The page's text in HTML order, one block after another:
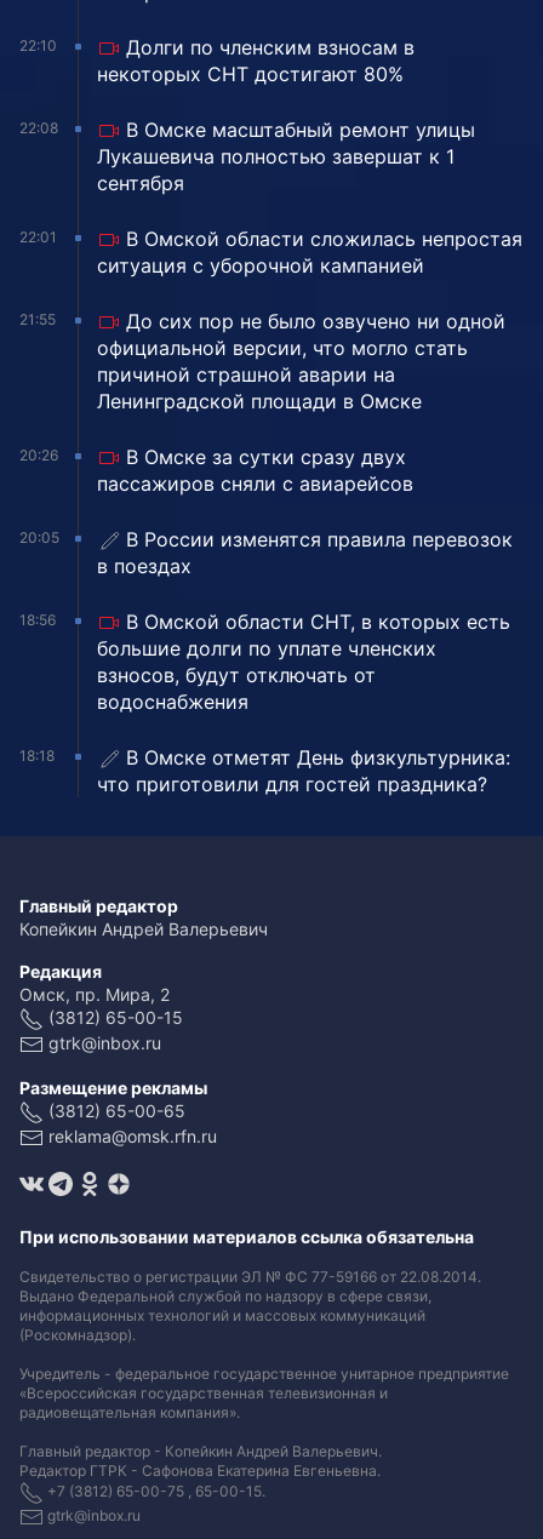
22:10
Долги по членским взносам в
некоторых СНТ достигают 80%
22:08
В Омске масштабный ремонт улицы
Лукашевича полностью завершат к 1
сентября
22:01
В Омской области сложилась непростая
ситуация с уборочной кампанией
21:55
До сих пор не было озвучено ни одной
официальной версии, что могло стать
причиной страшной аварии на
Ленинградской площади в Омске
20:26
В Омске за сутки сразу двух
пассажиров сняли с авиарейсов
20:05
В России изменятся правила перевозок
в поездах
18:56
В Омской области СНТ, в которых есть
большие долги по уплате членских
взносов, будут отключать от
водоснабжения
18:18
В Омске отметят День физкультурника:
что приготовили для гостей праздника?
Главный редактор
Копейкин Андрей Валерьевич
Редакция
Омск, пр. Мира, 2
(3812) 65-00-15
gtrk@inbox.ru
Размещение рекламы
(3812) 65-00-65
reklama@omsk.rfn.ru
При использовании материалов ссылка обязательна
Свидетельство о регистрации ЭЛ № ФС 77-59166 от 22.08.2014.
Выдано Федеральной службой по надзору в сфере связи,
информационных технологий и массовых коммуникаций
(Роскомнадзор).
Учредитель - федеральное государственное унитарное предприятие
«Всероссийская государственная телевизионная и
радиовещательная компания».
Главный редактор - Копейкин Андрей Валерьевич.
Редактор ГТРК - Сафонова Екатерина Евгеньевна.
+7 (3812) 65-00-75 , 65-00-15.
gtrk@inbox.ru